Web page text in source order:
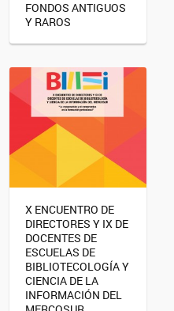
FONDOS ANTIGUOS
Y RAROS
X ENCUENTRO DE
DIRECTORES Y IX DE
DOCENTES DE
ESCUELAS DE
BIBLIOTECOLOGÍA Y
CIENCIA DE LA
INFORMACIÓN DEL